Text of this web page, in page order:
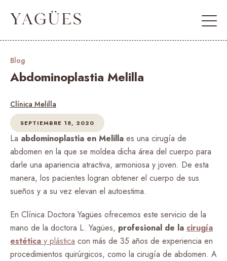
Blog
Abdominoplastia Melilla
Clínica Melilla
SEPTIEMBRE 18, 2020
La abdominoplastia en Melilla es una cirugía de
abdomen en la que se moldea dicha área del cuerpo para
darle una apariencia atractiva, armoniosa y joven. De esta
manera, los pacientes logran obtener el cuerpo de sus
sueños y a su vez elevan el autoestima.
En Clínica Doctora Yagües ofrecemos este servicio de la
mano de la doctora L. Yagües, profesional de la cirugía
estética y plástica con más de 35 años de experiencia en
procedimientos quirúrgicos, como la cirugía de abdomen. A